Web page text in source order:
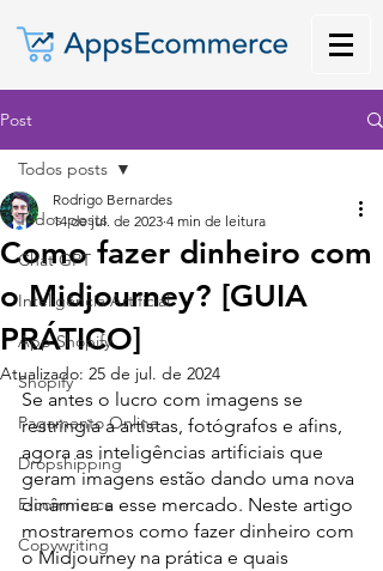
Post
Todos posts
Chat GPT
Inteligência Artificial
App Shopify
Shopify
Pagamento Online
Dropshipping
E-commerce
Copywriting
Todos posts
Como fazer dinheiro com
o Midjourney? [GUIA
PRÁTICO]
Rodrigo Bernardes
14 de jul. de 2023 4 min de leitura
Atualizado: 25 de jul. de 2024
Se antes o lucro com imagens se
restringia a artistas, fotógrafos e afins,
agora as inteligências artificiais que
geram imagens estão dando uma nova
dinâmica a esse mercado. Neste artigo
mostraremos como fazer dinheiro com
o Midjourney na prática e quais